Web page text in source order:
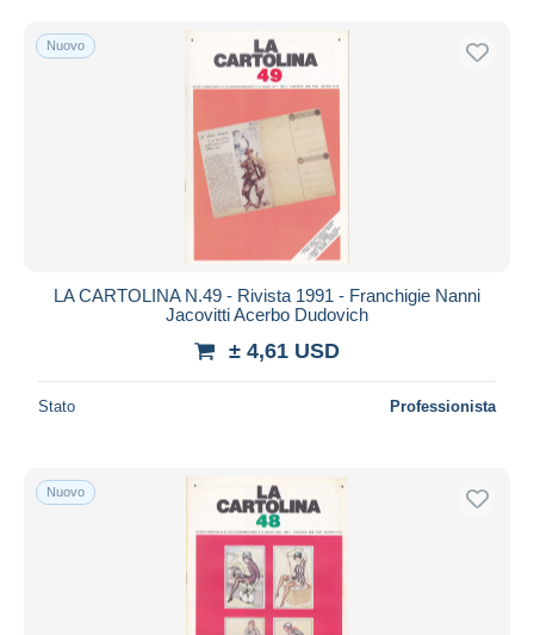
Nuovo
LA CARTOLINA N.49 - Rivista 1991 - Franchigie Nanni
Jacovitti Acerbo Dudovich
± 4,61 USD
Stato Professionista
Nuovo